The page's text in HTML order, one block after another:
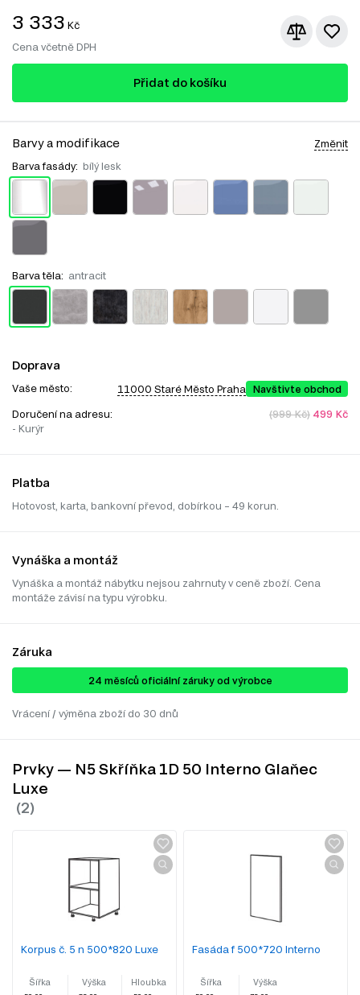
3 333 Kč
Cena včetně DPH
Přidat do košíku
Barvy a modifikace Změnit
Barva fasády: bílý lesk
Barva těla: antracit
Doprava
Vaše město: 11000 Staré Město Praha Navštivte obchod
Doručení na adresu:
- Kurýr
(999 Kč) 499 Kč
Platba
Hotovost, karta, bankovní převod, dobírkou – 49 korun.
Vynáška a montáž
Vynáška a montáž nábytku nejsou zahrnuty v ceně zboží. Cena
montáže závisí na typu výrobku.
Záruka
24 ​​​​měsíců oficiální záruky od výrobce
Vrácení / výměna zboží do 30 dnů
Prvky — N5 Skříňka 1D 50 Interno Glaňec
Luxe
Korpus č. 5 n 500*820 Luxe
Šířka Výška Hloubka
Fasáda f 500*720 Interno
Šířka Výška